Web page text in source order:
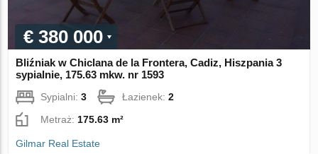
€ 380 000
Bliźniak w Chiclana de la Frontera, Cadiz, Hiszpania 3
sypialnie, 175.63 mkw. nr 1593
Sypialni:3 Łazienek:2
Metraż: 175.63 m²
Gilmar Real Estate